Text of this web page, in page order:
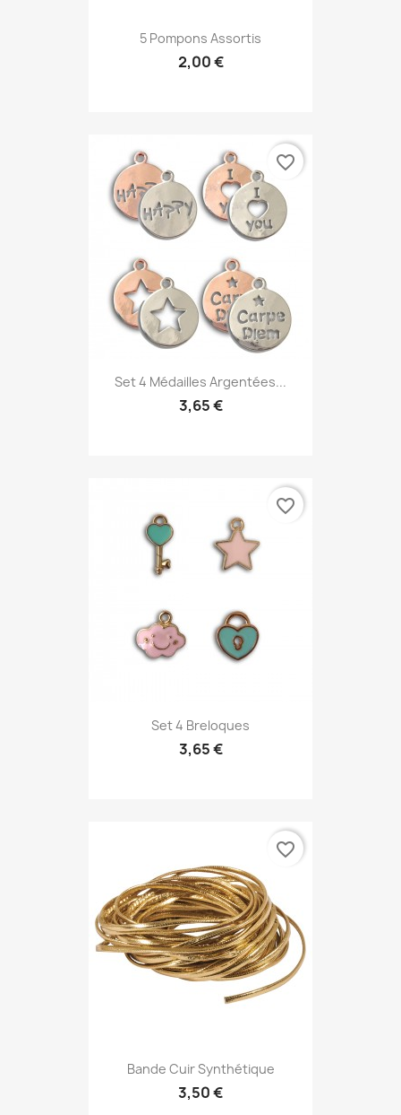
5 Pompons Assortis
2,00 €
Set 4 Médailles Argentées...
3,65 €
favorite_border
Set 4 Breloques
3,65 €
favorite_border
Bande Cuir Synthétique
3,50 €
favorite_border